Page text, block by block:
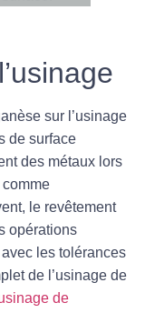
sur l’usinage
de surface
des métaux lors
comme
le revêtement
opérations
les tolérances
de l’usinage de
de